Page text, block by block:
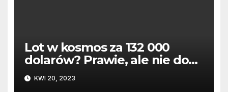
Lot w kosmos za 132 000
dolarów? Prawie, ale nie do
końca
KWI 20, 2023